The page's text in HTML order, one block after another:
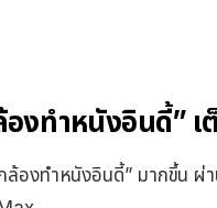
งทำหนังอินดี้” เ
องทำหนังอินดี้” มากขึ้น ผ่